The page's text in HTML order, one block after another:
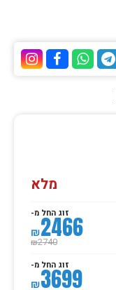
ערוץ ערוץ
ערוץ הוואטסאפ של
ערוץ הטלגרם של הוטלס
מלא
זוג החל מ-
₪2466
₪2740
זוג החל מ-
₪3699